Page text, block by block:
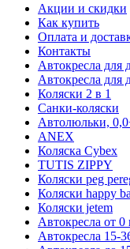
Акции и скидки
Как купить
Оплата и
Контакты
Автокресла для
Автокресла для
Коляски 2 в 1
Санки-коляски
Автолюльки,
ANEX
Коляска Cybex
TUTIS ZIPPY
Коляски peg
Коляски happy
Коляски jetem
Автокресла от 0
Автокресла 15-